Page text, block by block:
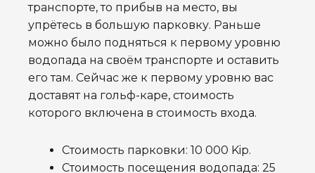
транспорте, то прибыв на место, вы
упрётесь в большую парковку. Раньше
можно было подняться к первому уровню
водопада на своём транспорте и оставить
его там. Сейчас же к первому уровню вас
доставят на гольф-каре, стоимость
которого включена в стоимость входа.
Стоимость парковки: 10 000 Kip.
Стоимость посещения водопада: 25